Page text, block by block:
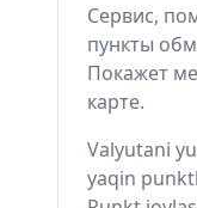
Сервис,
пункты
Покажет
карте.
Valyutani
yaqin